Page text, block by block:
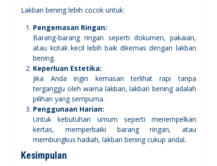
Lakban bening lebih cocok untuk:
Pengemasan Ringan:
Barang-barang ringan seperti dokumen, pakaian,
atau kotak kecil lebih baik dikemas dengan lakban
bening.
Keperluan Estetika:
Jika Anda ingin kemasan terlihat rapi tanpa
terganggu oleh warna lakban, lakban bening adalah
pilihan yang sempurna.
Penggunaan Harian:
Untuk kebutuhan umum seperti menempelkan
kertas, memperbaiki barang ringan, atau
membungkus hadiah, lakban bening cukup andal.
Kesimpulan